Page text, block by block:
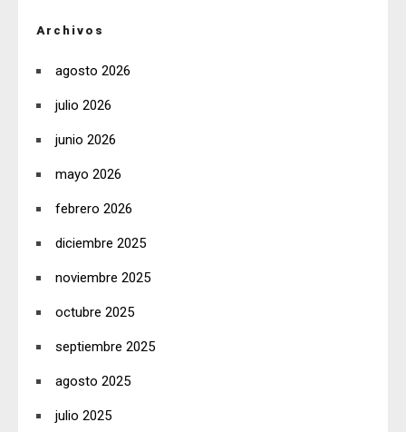
Archivos
agosto 2026
julio 2026
junio 2026
mayo 2026
febrero 2026
diciembre 2025
noviembre 2025
octubre 2025
septiembre 2025
agosto 2025
julio 2025